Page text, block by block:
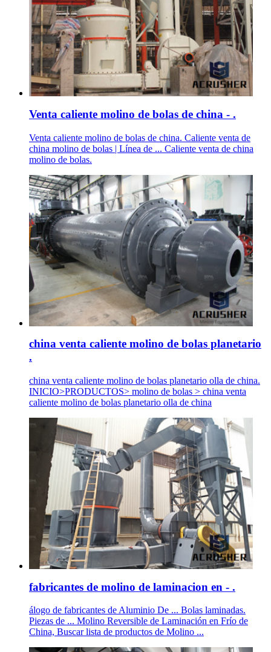
Venta caliente molino de bolas de china - .
Venta caliente molino de bolas de china. Caliente venta de
china molino de bolas | Línea de ... Caliente venta de china
molino de bolas.
china venta caliente molino de bolas planetario
.
china venta caliente molino de bolas planetario olla de china.
INICIO>PRODUCTOS> molino de bolas > china venta
caliente molino de bolas planetario olla de china
fabricantes de molino de laminacion en - .
álogo de fabricantes de Aluminio De ... Bolas laminadas.
Piezas de ... Molino Reversible de Laminación en Frío de
China, Buscar lista de productos de Molino ...